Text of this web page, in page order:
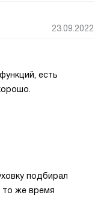
23.09.2022
есть
подбирал
то же время